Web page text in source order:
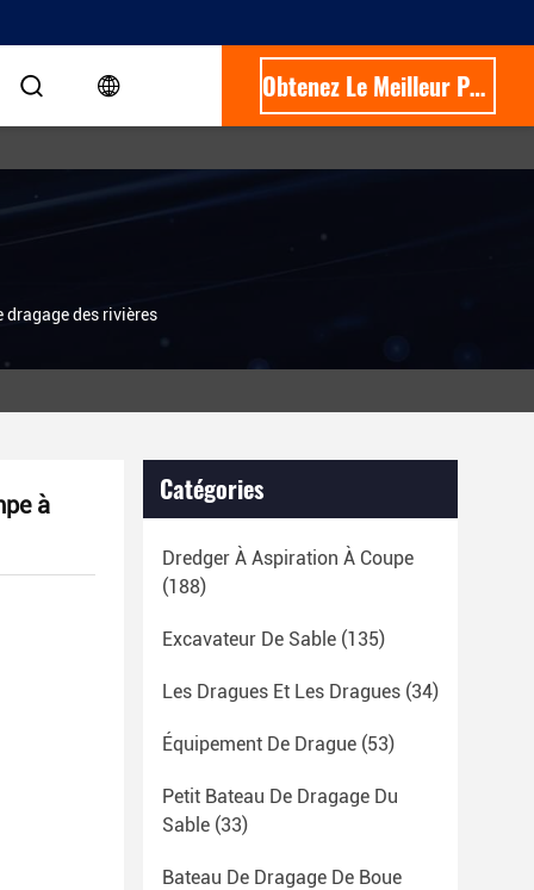
Obtenez Le Meilleur Prix
dragage des rivières
à
Catégories
Dredger À Aspiration À Coupe
(188)
Excavateur De Sable (135)
Les Dragues Et Les Dragues (34)
Équipement De Drague (53)
Petit Bateau De Dragage Du
Sable (33)
Bateau De Dragage De Boue